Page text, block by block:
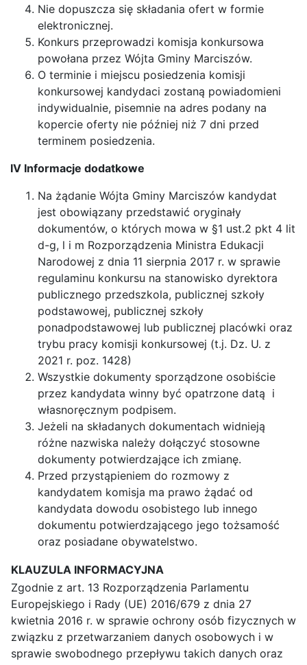
Nie dopuszcza się składania ofert w formie
elektronicznej.
Konkurs przeprowadzi komisja konkursowa
powołana przez Wójta Gminy Marciszów.
O terminie i miejscu posiedzenia komisji
konkursowej kandydaci zostaną powiadomieni
indywidualnie, pisemnie na adres podany na
kopercie oferty nie później niż 7 dni przed
terminem posiedzenia.
IV Informacje dodatkowe
Na żądanie Wójta Gminy Marciszów kandydat
jest obowiązany przedstawić oryginały
dokumentów, o których mowa w §1 ust.2 pkt 4 lit
d-g, l i m Rozporządzenia Ministra Edukacji
Narodowej z dnia 11 sierpnia 2017 r. w sprawie
regulaminu konkursu na stanowisko dyrektora
publicznego przedszkola, publicznej szkoły
podstawowej, publicznej szkoły
ponadpodstawowej lub publicznej placówki oraz
trybu pracy komisji konkursowej (t.j. Dz. U. z
2021 r. poz. 1428)
Wszystkie dokumenty sporządzone osobiście
przez kandydata winny być opatrzone datą i
własnoręcznym podpisem.
Jeżeli na składanych dokumentach widnieją
różne nazwiska należy dołączyć stosowne
dokumenty potwierdzające ich zmianę.
Przed przystąpieniem do rozmowy z
kandydatem komisja ma prawo żądać od
kandydata dowodu osobistego lub innego
dokumentu potwierdzającego jego tożsamość
oraz posiadane obywatelstwo.
KLAUZULA INFORMACYJNA
Zgodnie z art. 13 Rozporządzenia Parlamentu
Europejskiego i Rady (UE) 2016/679 z dnia 27
kwietnia 2016 r. w sprawie ochrony osób fizycznych w
związku z przetwarzaniem danych osobowych i w
sprawie swobodnego przepływu takich danych oraz